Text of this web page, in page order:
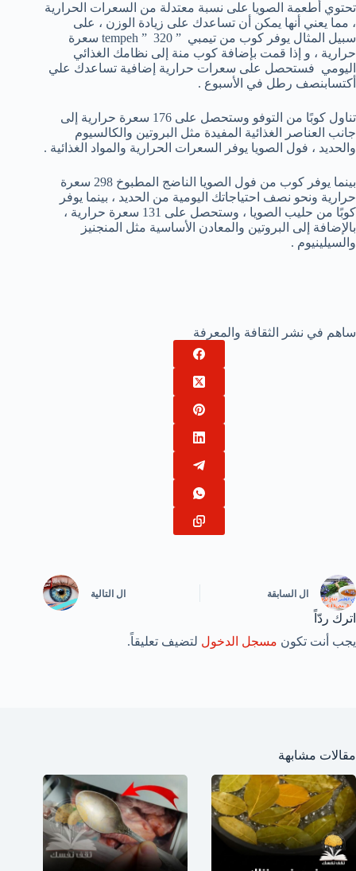
تحتوي أطعمة الصويا على نسبة معتدلة من السعرات الحرارية
، مما يعني أنها يمكن أن تساعدك على زيادة الوزن ، على
سبيل المثال يوفر كوب من تيمبي ” tempeh ” 320 سعرة
حرارية ، و إذا قمت بإضافة كوب منة إلى نظامك الغذائي
اليومي فستحصل على سعرات حرارية إضافية تساعدك علي
أكتسابنصف رطل في الأسبوع .
تناول كوبًا من التوفو وستحصل على 176 سعرة حرارية إلى
جانب العناصر الغذائية المفيدة مثل البروتين والكالسيوم
والحديد ، فول الصويا يوفر السعرات الحرارية والمواد الغذائية .
بينما يوفر كوب من فول الصويا الناضج المطبوخ 298 سعرة
حرارية ونحو نصف احتياجاتك اليومية من الحديد ، بينما يوفر
كوبًا من حليب الصويا ، وستحصل على 131 سعرة حرارية ،
بالإضافة إلى البروتين والمعادن الأساسية مثل المنجنيز
والسيلينيوم .
ساهم في نشر الثقافة والمعرفة
ال السابقة ال التالية
اترك ردّاً
يجب أنت تكون مسجل الدخول لتضيف تعليقاً.
مقالات مشابهة